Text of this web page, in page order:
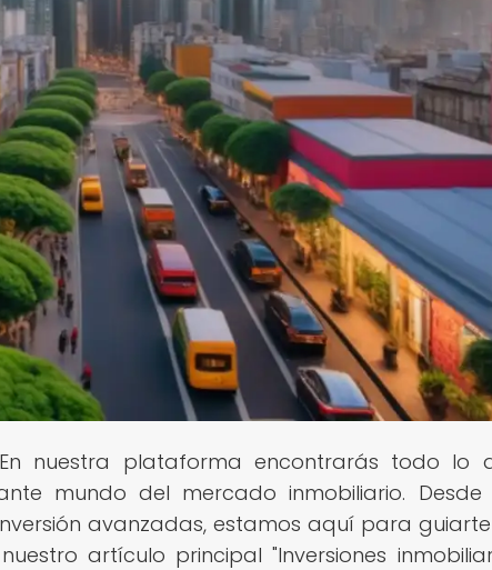
nuestra plataforma encontrarás todo lo
mundo del mercado inmobiliario. Desde
avanzadas, estamos aquí para
artículo principal "Inversiones